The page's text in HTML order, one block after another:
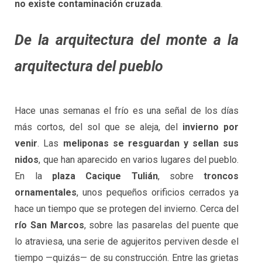
no existe contaminación cruzada.
De la arquitectura del monte a la
arquitectura del pueblo
Hace unas semanas el frío es una señal de los días
más cortos, del sol que se aleja, del invierno por
venir. Las meliponas se resguardan y sellan sus
nidos, que han aparecido en varios lugares del pueblo.
En la plaza Cacique Tulián, sobretroncos
ornamentales, unos pequeños orificios cerrados ya
hace un tiempo que se protegen del invierno. Cerca del
río San Marcos, sobre las pasarelas del puente que
lo atraviesa, una serie de agujeritos perviven desde el
tiempo —quizás— de su construcción. Entre las grietas